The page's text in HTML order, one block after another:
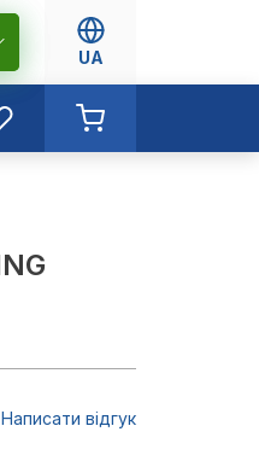
UA
Написати відгук